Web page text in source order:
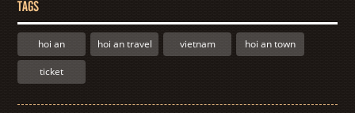
TAGS
hoi an hoi an travel vietnam hoi an town
ticket